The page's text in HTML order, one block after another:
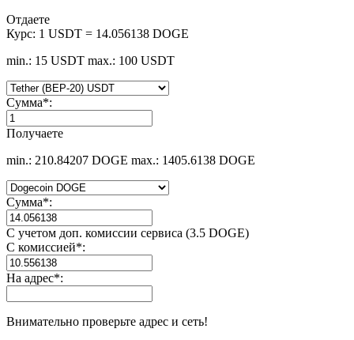
Отдаете
Курс: 1 USDT = 14.056138 DOGE
min.: 15 USDT max.: 100 USDT
Сумма*:
Получаете
min.: 210.84207 DOGE max.: 1405.6138 DOGE
Сумма*:
С учетом доп. комиссии сервиса (3.5 DOGE)
С комиссией*:
На адрес*:
Внимательно проверьте адрес и сеть!